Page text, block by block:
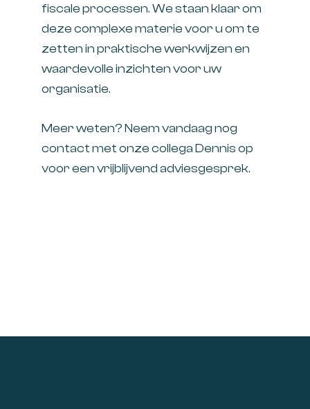
fiscale processen. We staan klaar om
deze complexe materie voor u om te
zetten in praktische werkwijzen en
waardevolle inzichten voor uw
organisatie.
Meer weten? Neem vandaag nog
contact met onze collegaDennisop
voor een vrijblijvend adviesgesprek.